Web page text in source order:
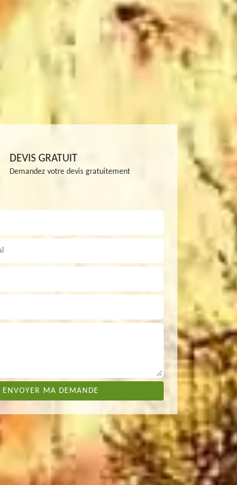
DEVIS GRATUIT
Demandez votre devis gratuitement